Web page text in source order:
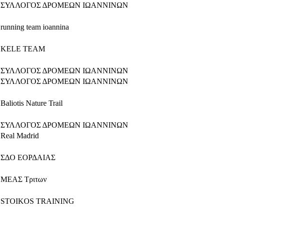
ΣΥΛΛΟΓΟΣ ΔΡΟΜΕΩΝ ΙΩΑΝΝΙΝΩΝ
running team ioannina
KELE TEAM
ΣΥΛΛΟΓΟΣ ΔΡΟΜΕΩΝ ΙΩΑΝΝΙΝΩΝ
ΣΥΛΛΟΓΟΣ ΔΡΟΜΕΩΝ ΙΩΑΝΝΙΝΩΝ
Baliotis Nature Trail
ΣΥΛΛΟΓΟΣ ΔΡΟΜΕΩΝ ΙΩΑΝΝΙΝΩΝ
Real Madrid
ΣΔΟ ΕΟΡΔΑΙΑΣ
ΜΕΑΣ Τριτων
STOIKOS TRAINING